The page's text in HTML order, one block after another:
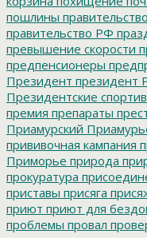
пошлины правительство
правительство РФ
превышение скорости
предпенсионеры
Президент президент
Президентские
премия препараты
Приамурский
прививочная кампания
Приморье природа
прокуратура
приставы присяга
приют приют для
проблемы провал